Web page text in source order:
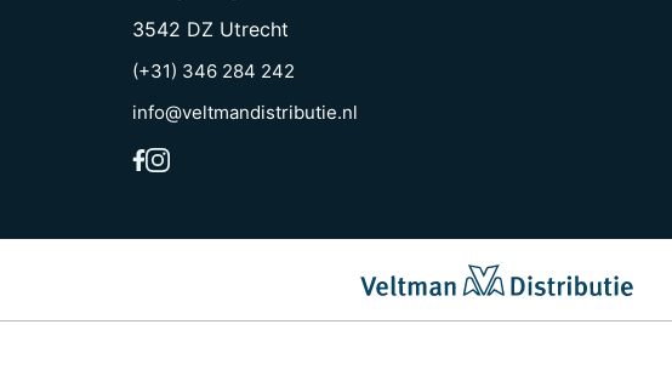
3542 DZ Utrecht
(+31) 346 284 242
info@veltmandistributie.nl